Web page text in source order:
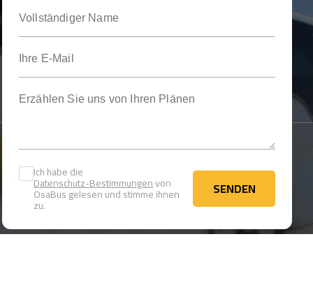
Ich habe die
Datenschutz-Bestimmungenvon
OsaBus gelesen und stimme ihnen
zu.
SENDEN
SENDEN